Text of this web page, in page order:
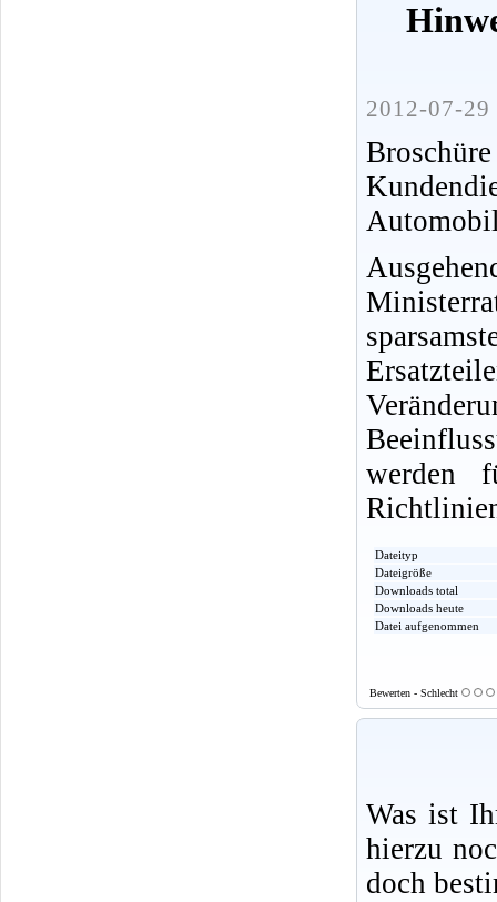
2012-07-29
werden
Dateityp
Dateigröße
Downloads total
Downloads heute
Datei aufgenommen
Bewerten - Schlecht
Was ist
hierzu
doch